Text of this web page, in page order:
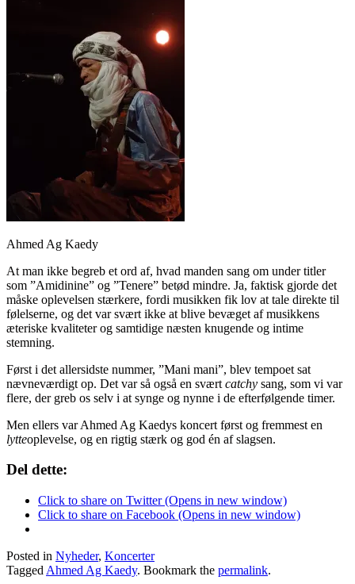
Ahmed Ag Kaedy
At man ikke begreb et ord af, hvad manden sang om under titler
som ”Amidinine” og ”Tenere” betød mindre. Ja, faktisk gjorde det
måske oplevelsen stærkere, fordi musikken fik lov at tale direkte til
følelserne, og det var svært ikke at blive bevæget af musikkens
æteriske kvaliteter og samtidige næsten knugende og intime
stemning.
Først i det allersidste nummer, ”Mani mani”, blev tempoet sat
nævneværdigt op. Det var så også en svært catchy sang, som vi var
flere, der greb os selv i at synge og nynne i de efterfølgende timer.
Men ellers var Ahmed Ag Kaedys koncert først og fremmest en
lytteoplevelse, og en rigtig stærk og god én af slagsen.
Del dette:
Click to share on Twitter (Opens in new window)
Click to share on Facebook (Opens in new window)
Posted in Nyheder, Koncerter
Tagged Ahmed Ag Kaedy. Bookmark the permalink.